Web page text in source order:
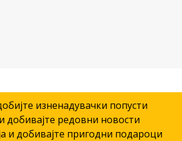
изненадувачки попусти
добивајте редовни новости
и добивајте пригодни подароци